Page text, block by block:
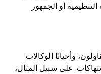
أو الجمهور
وأحيانًا الوكالات
على سبيل المثال،